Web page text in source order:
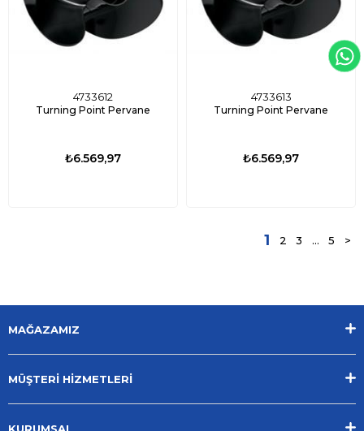
4733612
Turning Point Pervane
₺6.569,97
4733613
Turning Point Pervane
₺6.569,97
1 2 3 ... 5 >
MAĞAZAMIZ
MÜŞTERİ HİZMETLERİ